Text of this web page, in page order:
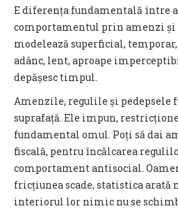
E diferența fundamentală între
comportamentul prin amenzi și
modelează superficial,
adânc, lent, aproape
depășesc timpul.
Amenzile, regulile și pedepsele
suprafață. Ele impun,
fundamental omul. Poți să dai
fiscală, pentru încălcarea
comportament antisocial.
fricțiunea scade, statistica arată
interiorul lor nimic nu se